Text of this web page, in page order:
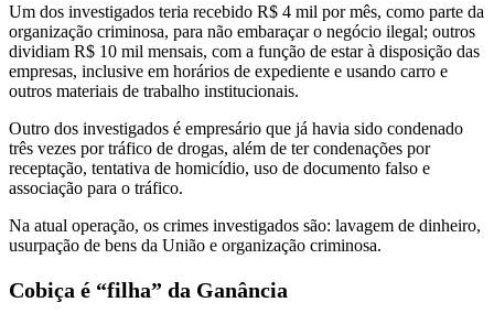
Um dos investigados teria recebido R$ 4 mil por mês, como parte da
organização criminosa, para não embaraçar o negócio ilegal; outros
dividiam R$ 10 mil mensais, com a função de estar à disposição das
empresas, inclusive em horários de expediente e usando carro e
outros materiais de trabalho institucionais.
Outro dos investigados é empresário que já havia sido condenado
três vezes por tráfico de drogas, além de ter condenações por
receptação, tentativa de homicídio, uso de documento falso e
associação para o tráfico.
Na atual operação, os crimes investigados são: lavagem de dinheiro,
usurpação de bens da União e organização criminosa.
Cobiça é “filha” da Ganância